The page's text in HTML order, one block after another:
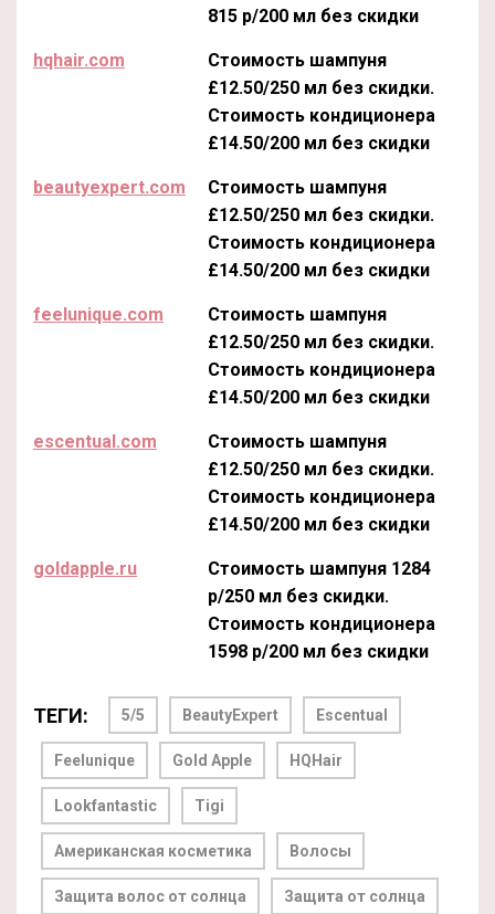
815 р/200 мл без скидки
hqhair.com
Стоимость шампуня
£12.50/250 мл без скидки.
Стоимость кондиционера
£14.50/200 мл без скидки
beautyexpert.com
Стоимость шампуня
£12.50/250 мл без скидки.
Стоимость кондиционера
£14.50/200 мл без скидки
feelunique.com
Стоимость шампуня
£12.50/250 мл без скидки.
Стоимость кондиционера
£14.50/200 мл без скидки
escentual.com
Стоимость шампуня
£12.50/250 мл без скидки.
Стоимость кондиционера
£14.50/200 мл без скидки
goldapple.ru
Стоимость шампуня 1284
р/250 мл без скидки.
Стоимость кондиционера
1598 р/200 мл без скидки
ТЕГИ: 5/5 BeautyExpert Escentual
Feelunique Gold Apple HQHair
Lookfantastic Tigi
Американская косметика Волосы
Защита волос от солнца Защита от солнца